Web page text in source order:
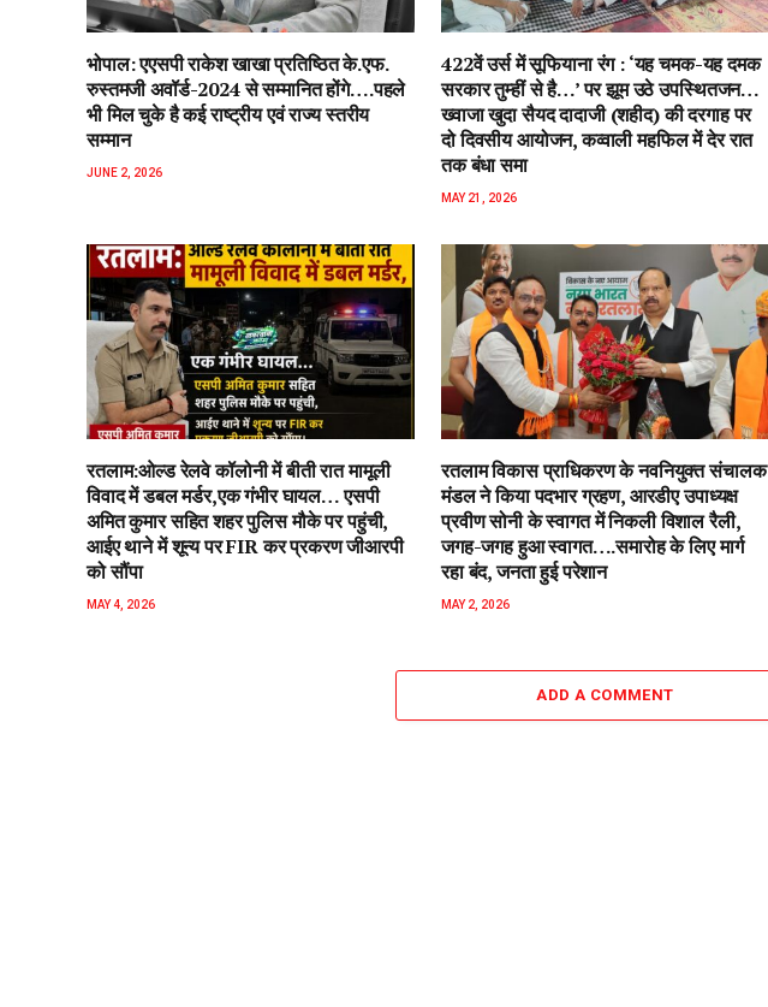
भोपाल: एएसपी राकेश‌ खाखा प्रतिष्ठित के.एफ.
रुस्तमजी अवॉर्ड-2024 से सम्मानित होंगे….पहले
भी मिल चुके है कई राष्ट्रीय एवं राज्य स्तरीय
सम्मान
JUNE 2, 2026
422वें उर्स में सूफियाना रंग : ‘यह चमक-यह दमक
सरकार तुम्हीं से है…’ पर झूम उठे उपस्थितजन…
ख्वाजा खुदा सैयद दादाजी (शहीद) की दरगाह पर
दो दिवसीय आयोजन, कव्वाली महफिल में देर रात
तक बंधा समा
MAY 21, 2026
रतलाम:ओल्ड रेलवे कॉलोनी में बीती रात मामूली
विवाद में डबल मर्डर,एक गंभीर घायल… एसपी
अमित कुमार सहित शहर पुलिस मौके पर पहुंची,
आईए थाने में शून्य पर FIR कर प्रकरण जीआरपी
को सौंपा
MAY 4, 2026
रतलाम विकास प्राधिकरण के नवनियुक्त संचालक
मंडल ने किया पदभार ग्रहण, आरडीए उपाध्यक्ष
प्रवीण सोनी के स्वागत में निकली विशाल रैली,
जगह-जगह हुआ स्वागत….समारोह के लिए मार्ग
रहा बंद, जनता हुई परेशान
MAY 2, 2026
ADD A COMMENT